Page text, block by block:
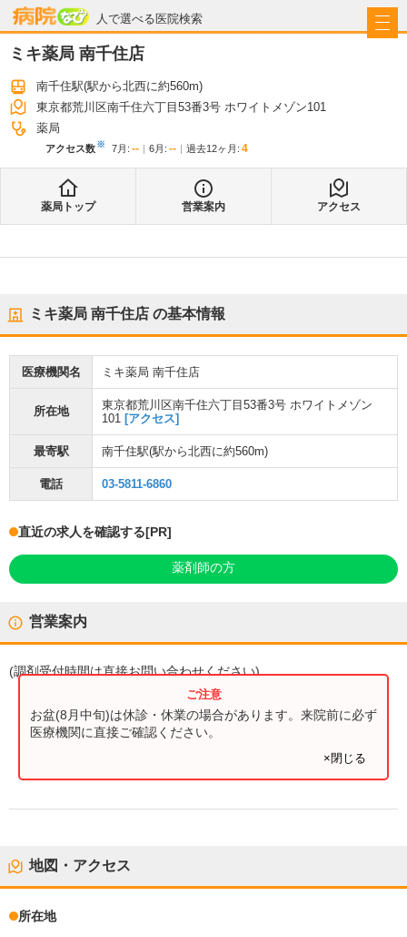
人で選べる医院検索
病院なび
ミキ薬局 南千住店
南千住駅(駅から北西に約560m)
東京都荒川区南千住六丁目53番3号 ホワイトメゾン101
薬局
アクセス数※ 7月 : -- 6月 : -- 過去12ヶ月: 4
薬局トップ 営業案内 アクセス
ミキ薬局 南千住店 の基本情報
医療機関名 ミキ薬局 南千住店
所在地
東京都荒川区南千住六丁目53番3号 ホワイトメゾン
101 [アクセス]
最寄駅 南千住駅(駅から北西に約560m)
電話 03-5811-6860
直近の求人を確認する[PR]
薬剤師の方
営業案内
(調剤受付時間は直接お問い合わせください)
お盆(8月中旬)は休診・休業の場合があります。来院前に必ず
医療機関に直接ご確認ください。
×閉じる
地図・アクセス
所在地